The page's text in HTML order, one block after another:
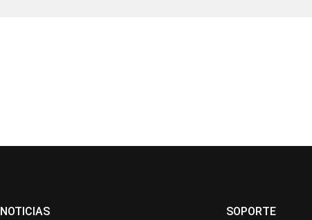
NOTICIAS SOPORTE